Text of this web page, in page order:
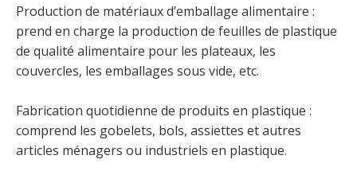
Production de matériaux d’emballage alimentaire :
prend en charge la production de feuilles de plastique
de qualité alimentaire pour les plateaux, les
couvercles, les emballages sous vide, etc.
Fabrication quotidienne de produits en plastique :
comprend les gobelets, bols, assiettes et autres
articles ménagers ou industriels en plastique.